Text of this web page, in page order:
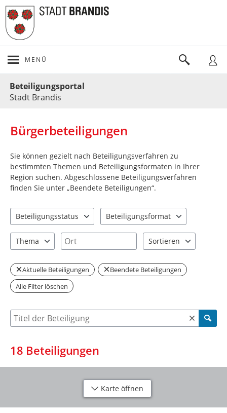
MENÜ
Beteiligungsportal
Stadt Brandis
Bürgerbeteiligungen
Sie können gezielt nach Beteiligungsverfahren zu
bestimmten Themen und Beteiligungsformaten in Ihrer
Region suchen. Abgeschlossene Beteiligungsverfahren
finden Sie unter „Beendete Beteiligungen“.
Beteiligungsstatus
Beteiligungsformat
Thema
Ort
Sortieren
Aktuelle Beteiligungen
Beendete Beteiligungen
Alle Filter löschen
Suche nach Beteiligung
18 Beteiligungen
Karte öffnen